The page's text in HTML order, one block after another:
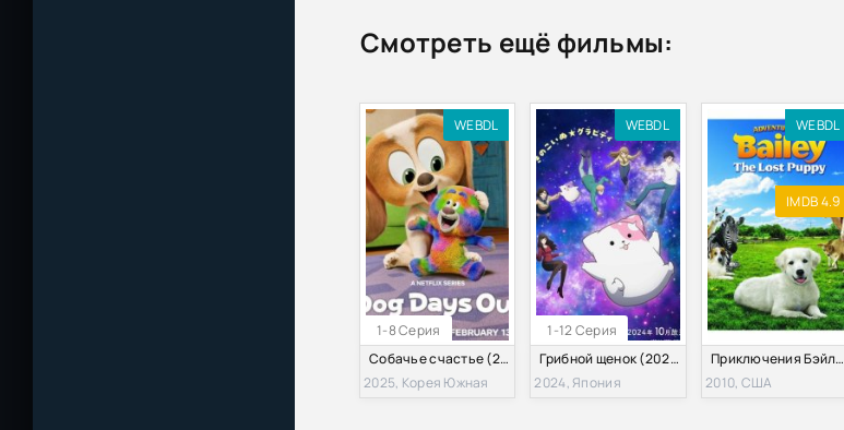
Смотреть ещё фильмы:
1-8 Серия
WEBDL
Собачье счастье (2025)
2025, Корея Южная
1-12 Серия
WEBDL
Грибной щенок (2024)
2024, Япония
WEBDL
IMDB 4.9
Приключения Бэйли: Потерянный щенок (2010)
2010, США